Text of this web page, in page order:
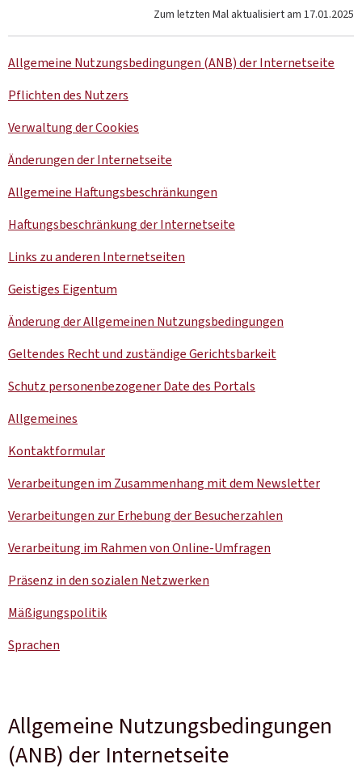
Zum letzten Mal aktualisiert am 17.01.2025
Allgemeine Nutzungsbedingungen (ANB) der Internetseite
Pflichten des Nutzers
Verwaltung derCookies
Änderungen der Internetseite
Allgemeine Haftungsbeschränkungen
Haftungsbeschränkung der Internetseite
Links zu anderen Internetseiten
Geistiges Eigentum
Änderung der Allgemeinen Nutzungsbedingungen
Geltendes Recht und zuständige Gerichtsbarkeit
Schutz personenbezogener Date des Portals
Allgemeines
Kontaktformular
Verarbeitungen im Zusammenhang mit dem Newsletter
Verarbeitungen zur Erhebung der Besucherzahlen
Verarbeitung im Rahmen von Online-Umfragen
Präsenz in den sozialen Netzwerken
Mäßigungspolitik
Sprachen
Allgemeine Nutzungsbedingungen
(ANB) der Internetseite